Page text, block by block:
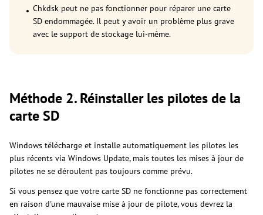
Chkdsk peut ne pas fonctionner pour réparer une carte
SD endommagée. Il peut y avoir un problème plus grave
avec le support de stockage lui-même.
Méthode 2. Réinstaller les pilotes de la
carte SD
Windows télécharge et installe automatiquement les pilotes les
plus récents via Windows Update, mais toutes les mises à jour de
pilotes ne se déroulent pas toujours comme prévu.
Si vous pensez que votre carte SD ne fonctionne pas correctement
en raison d'une mauvaise mise à jour de pilote, vous devrez la